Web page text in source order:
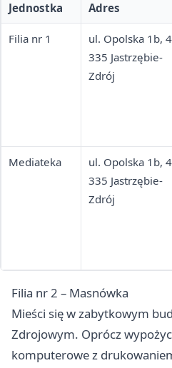
Jednostka Adres
Filia nr 1
ul. Opolska 1b,
335 Jastrzębie-
Zdrój
Mediateka
ul. Opolska 1b,
335 Jastrzębie-
Zdrój
Filia nr 2 – Masnówka
Mieści się w zabytkowym
Zdrojowym. Oprócz
komputerowe z